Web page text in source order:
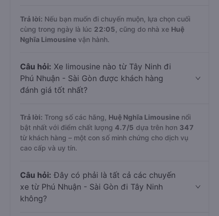
Trả lời: Nếu bạn muốn đi chuyến muộn, lựa chọn cuối
cùng trong ngày là lúc 22:05 , cũng do nhà xe Huệ
Nghĩa Limousine vận hành.
Câu hỏi: Xe limousine nào từ Tây Ninh đi
Phú Nhuận - Sài Gòn được khách hàng
đánh giá tốt nhất?
Trả lời: Trong số các hãng, Huệ Nghĩa Limousine nổi
bật nhất với điểm chất lượng 4.7/5 dựa trên hơn 347
từ khách hàng – một con số minh chứng cho dịch vụ
cao cấp và uy tín.
Câu hỏi: Đây có phải là tất cả các chuyến
xe từ Phú Nhuận - Sài Gòn đi Tây Ninh
không?